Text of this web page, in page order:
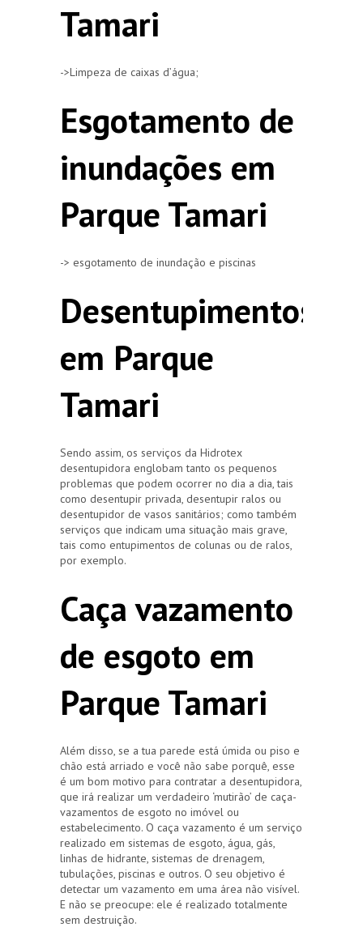
Tamari
->Limpeza de caixas d’água;
Esgotamento de
inundações em
Parque Tamari
-> esgotamento de inundação e piscinas
Desentupimentos
em Parque
Tamari
Sendo assim, os serviços da Hidrotex
desentupidora englobam tanto os pequenos
problemas que podem ocorrer no dia a dia, tais
como desentupir privada, desentupir ralos ou
desentupidor de vasos sanitários; como também
serviços que indicam uma situação mais grave,
tais como entupimentos de colunas ou de ralos,
por exemplo.
Caça vazamento
de esgoto em
Parque Tamari
Além disso, se a tua parede está úmida ou piso e
chão está arriado e você não sabe porquê, esse
é um bom motivo para contratar a desentupidora,
que irá realizar um verdadeiro ‘mutirão’ de caça-
vazamentos de esgoto no imóvel ou
estabelecimento. O caça vazamento é um serviço
realizado em sistemas de esgoto, água, gás,
linhas de hidrante, sistemas de drenagem,
tubulações, piscinas e outros. O seu objetivo é
detectar um vazamento em uma área não visível.
E não se preocupe: ele é realizado totalmente
sem destruição.